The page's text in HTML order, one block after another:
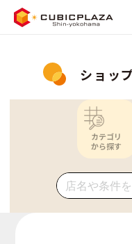
ショッ
カテゴリ
から探す